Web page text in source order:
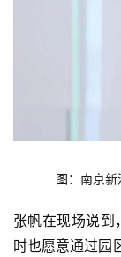
图：南京
张帆在现场说到
时也愿意通过园